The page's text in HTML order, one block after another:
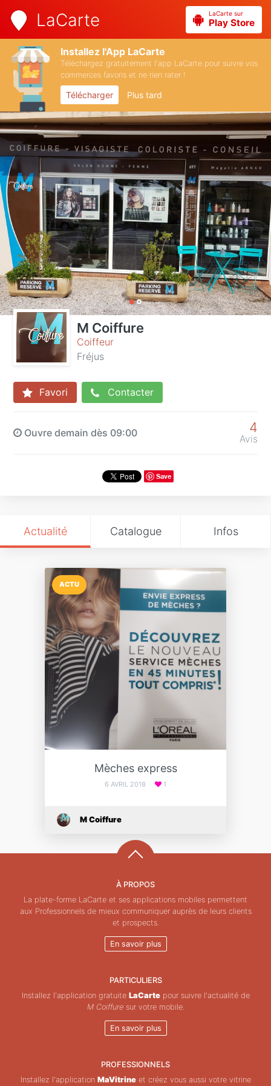
LaCarte LaCarte sur
Play Store
Installez l'App LaCarte
Téléchargez gratuitement l'app LaCarte pour suivre vos
commerces favoris et ne rien rater !
Télécharger Plus tard
M Coiffure
Coiffeur
Fréjus
Favori Contacter
Ouvre demain dès 09:00 4
Avis
Save
Actualité Catalogue Infos
ACTU
Mèches express
6 AVRIL 2018 1
M Coiffure
À PROPOS
La plate-forme LaCarte et ses applications mobiles permettent
aux Professionnels de mieux communiquer auprès de leurs clients
et prospects.
En savoir plus
PARTICULIERS
Installez l'application gratuite LaCartepour suivre l'actualité de
M Coiffuresur votre mobile.
En savoir plus
PROFESSIONNELS
Installez l'application MaVitrineet créez vous aussi votre vitrine